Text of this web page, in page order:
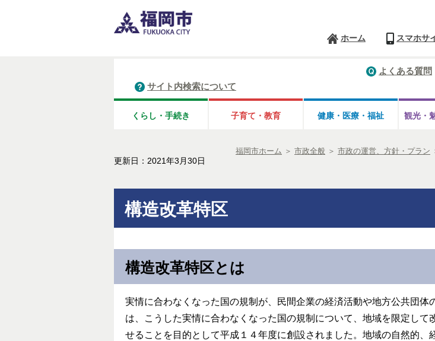
ホーム スマホサ
よくある質問
サイト内検索について
くらし・手続き 子育て・教育 健康・医療・ 福祉 観光・
福岡市ホーム ＞ 市政全般 ＞ 市政の運営、方針・プラン
更新日：2021年3月30日
構造改革特区
構造改革特区とは
実情に合わなくなった国の規制が、民間企業の経済活動や地方公共団
は、こうした実情に合わなくなった国の規制について、地域を限定し
せることを目的として平成１４年度に創設されました。地域の自然的